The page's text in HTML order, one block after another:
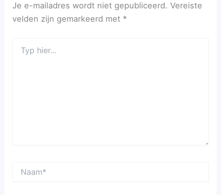
Je e-mailadres wordt niet gepubliceerd. Vereiste
velden zijn gemarkeerd met *
hier...